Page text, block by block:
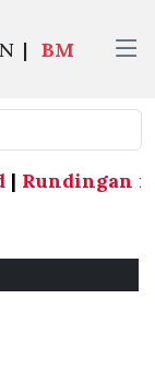
| BM
Rundingan isu